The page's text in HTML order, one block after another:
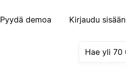
Pyydä demoa Kirjaudu sisään